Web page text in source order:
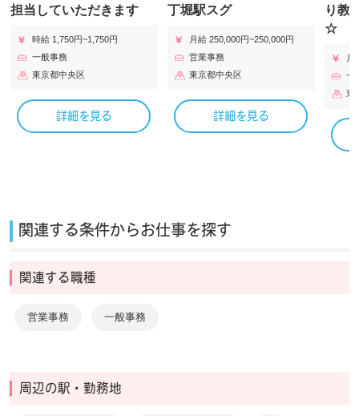
担当していただきます
時給 1,750円~1,750円
一般事務
東京都中央区
詳細を見る
丁堀駅スグ
月給 250,000円~250,000円
営業事務
東京都中央区
詳細を見る
り教
☆
月
一
東
関連する条件からお仕事を探す
関連する職種
営業事務 一般事務
周辺の駅・勤務地